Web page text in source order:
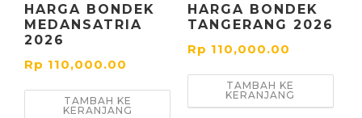
HARGA BONDEK
MEDANSATRIA
2026
Rp 110,000.00
TAMBAH KE
KERANJANG
HARGA BONDEK
TANGERANG 2026
Rp 110,000.00
TAMBAH KE
KERANJANG